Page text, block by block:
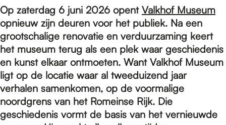
m
e
p
Op zaterdag 6 juni 2026 opent Valkhof Museum
opnieuw zijn deuren voor het publiek. Na een
grootschalige renovatie en verduurzaming keert
het museum terug als een plek waar geschiedenis
en kunst elkaar ontmoeten. Want Valkhof Museum
ligt op de locatie waar al tweeduizend jaar
verhalen samenkomen, op de voormalige
noordgrens van het Romeinse Rijk. Die
geschiedenis vormt de basis van het vernieuwde